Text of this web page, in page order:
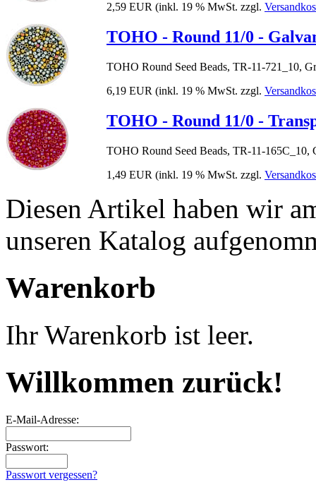
2,59 EUR (inkl. 19 % MwSt. zzgl.
TOHO - Round 11/0 -
TOHO Round Seed Beads, TR-11-721_10,
6,19 EUR (inkl. 19 % MwSt. zzgl.
TOHO - Round 11/0 -
TOHO Round Seed Beads, TR-11-165C_10,
1,49 EUR (inkl. 19 % MwSt. zzgl.
Diesen Artikel haben wir
unseren Katalog
Warenkorb
Ihr Warenkorb ist leer.
Willkommen zurück!
E-Mail-Adresse:
Passwort:
Passwort vergessen?